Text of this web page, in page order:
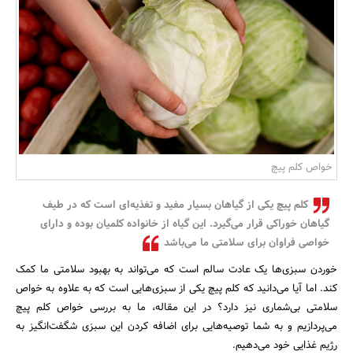
بانک، بیمه و سرمایه
مسکن و ساختمان
خواص کلم پیچ
کلم پیچ یکی از گیاهان بسیار مفید و تغذیه‌ای است که در طیف
گیاهان خوراکی قرار می‌گیرد. این گیاه از خانواده کلمیان بوده و دارای
خواصی فراوان برای سلامتی ما می‌باشد
خوردن سبزی‌ها یک عادت سالم است که می‌تواند به بهبود سلامتی ما کمک
کند. اما آیا می‌دانید که کلم پیچ یکی از سبزی‌هایی است که به علاوه به خواص
سلامتی بی‌شماری نیز دارد؟ در این مقاله، ما به بررسی خواص کلم پیچ
می‌پردازیم و به شما توصیه‌هایی برای اضافه کردن این سبزی شگفت‌انگیز به
رژیم غذایی خود می‌دهیم.